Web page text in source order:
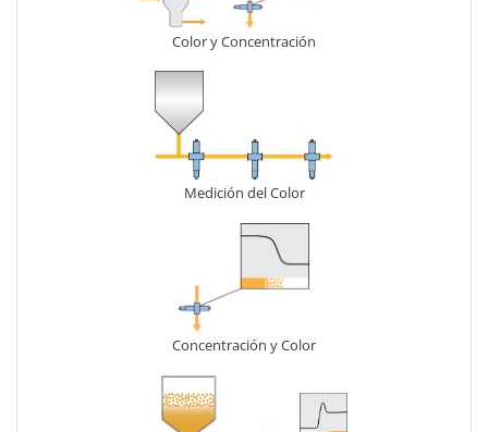
Color y Concentración
Medición del Color
Concentración y Color